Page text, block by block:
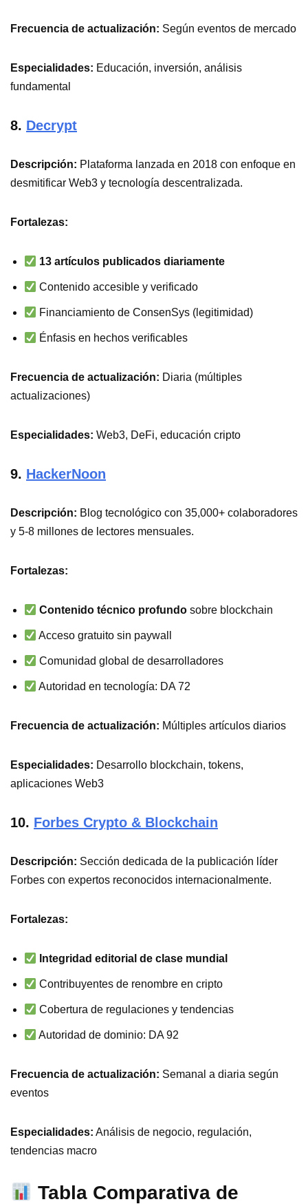
Frecuencia de actualización: Según eventos de mercado
Especialidades: Educación, inversión, análisis
fundamental
8. Decrypt
Descripción: Plataforma lanzada en 2018 con enfoque en
desmitificar Web3 y tecnología descentralizada.
Fortalezas:
13 artículos publicados diariamente
Contenido accesible y verificado
Financiamiento de ConsenSys (legitimidad)
Énfasis en hechos verificables
Frecuencia de actualización: Diaria (múltiples
actualizaciones)
Especialidades: Web3, DeFi, educación cripto
9. HackerNoon
Descripción: Blog tecnológico con 35,000+ colaboradores
y 5-8 millones de lectores mensuales.
Fortalezas:
Contenido técnico profundo sobre blockchain
Acceso gratuito sin paywall
Comunidad global de desarrolladores
Autoridad en tecnología: DA 72
Frecuencia de actualización: Múltiples artículos diarios
Especialidades: Desarrollo blockchain, tokens,
aplicaciones Web3
10. Forbes Crypto & Blockchain
Descripción: Sección dedicada de la publicación líder
Forbes con expertos reconocidos internacionalmente.
Fortalezas:
Integridad editorial de clase mundial
Contribuyentes de renombre en cripto
Cobertura de regulaciones y tendencias
Autoridad de dominio: DA 92
Frecuencia de actualización: Semanal a diaria según
eventos
Especialidades: Análisis de negocio, regulación,
tendencias macro
Tabla Comparativa de